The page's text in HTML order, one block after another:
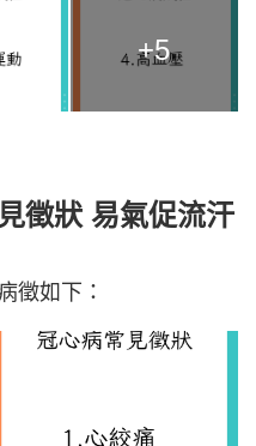
+5
徵狀 易氣促流汗
徵如下：